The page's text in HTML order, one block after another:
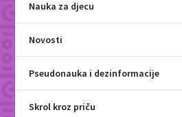
Nauka za djecu
Novosti
Pseudonauka i dezinformacije
Skrol kroz priču